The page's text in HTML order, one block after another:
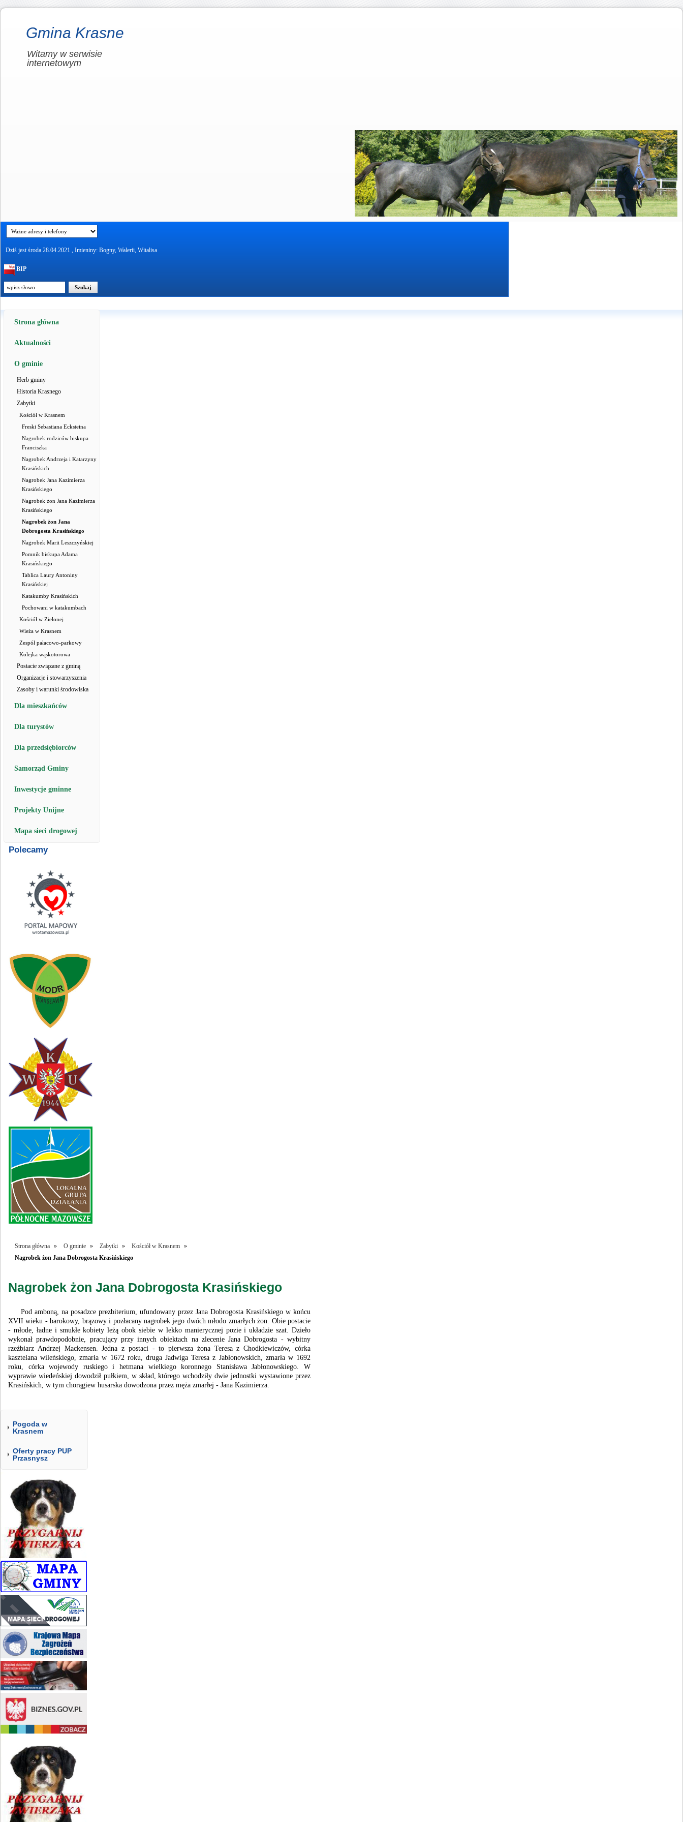
Gmina Krasne
Witamy w serwisie
internetowym
Dziś jest środa 28.04.2021 , Imieniny: Bogny, Walerii, Witalisa
BIP
Strona główna
Aktualności
O gminie
Herb gminy
Historia Krasnego
Zabytki
Kościół w Krasnem
Freski Sebastiana Ecksteina
Nagrobek rodziców biskupa
Franciszka
Nagrobek Andrzeja i Katarzyny
Krasińskich
Nagrobek Jana Kazimierza
Krasińskiego
Nagrobek żon Jana Kazimierza
Krasińskiego
Nagrobek żon Jana
Dobrogosta Krasińskiego
Nagrobek Marii Leszczyńskiej
Pomnik biskupa Adama
Krasińskiego
Tablica Laury Antoniny
Krasińskiej
Katakumby Krasińskich
Pochowani w katakumbach
Kościół w Zielonej
Wieża w Krasnem
Zespół pałacowo-parkowy
Kolejka wąskotorowa
Postacie związane z gminą
Organizacje i stowarzyszenia
Zasoby i warunki środowiska
Dla mieszkańców
Dla turystów
Dla przedsiębiorców
Samorząd Gminy
Inwestycje gminne
Projekty Unijne
Mapa sieci drogowej
Polecamy
Strona główna » O gminie » Zabytki » Kościół w Krasnem »
Nagrobek żon Jana Dobrogosta Krasińskiego
Nagrobek żon Jana Dobrogosta Krasińskiego
Pod amboną, na posadzce prezbiterium, ufundowany przez Jana Dobrogosta Krasińskiego w końcu
XVII wieku - barokowy, brązowy i pozłacany nagrobek jego dwóch młodo zmarłych żon. Obie postacie
- młode, ładne i smukłe kobiety leżą obok siebie w lekko manierycznej pozie i układzie szat. Dzieło
wykonał prawdopodobnie, pracujący przy innych obiektach na zlecenie Jana Dobrogosta - wybitny
rzeźbiarz Andrzej Mackensen. Jedna z postaci - to pierwsza żona Teresa z Chodkiewiczów, córka
kasztelana wileńskiego, zmarła w 1672 roku, druga Jadwiga Teresa z Jabłonowskich, zmarła w 1692
roku, córka wojewody ruskiego i hetmana wielkiego koronnego Stanisława Jabłonowskiego. W
wyprawie wiedeńskiej dowodził pułkiem, w skład, którego wchodziły dwie jednostki wystawione przez
Krasińskich, w tym chorągiew husarska dowodzona przez męża zmarłej - Jana Kazimierza.
Pogoda w
Krasnem
Oferty pracy PUP
Przasnysz